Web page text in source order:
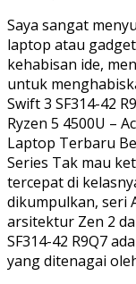
Saya sangat
laptop atau
kehabisan ide,
untuk
Swift 3 SF314-42
Ryzen 5 4500U –
Laptop Terbaru
Series Tak mau
tercepat di
dikumpulkan, seri
arsitektur Zen 2
SF314-42 R9Q7
yang ditenagai